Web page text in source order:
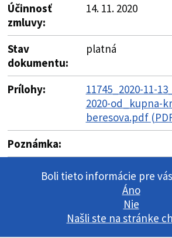
Účinnosť
zmluvy:
14. 11. 2020
Stav
dokumentu:
platná
Prílohy:
11745_2020-11-
2020-od_kupna-
beresova.pdf
Poznámka:
Boli tieto informácie pre
Áno
Nie
Našli ste na stránke